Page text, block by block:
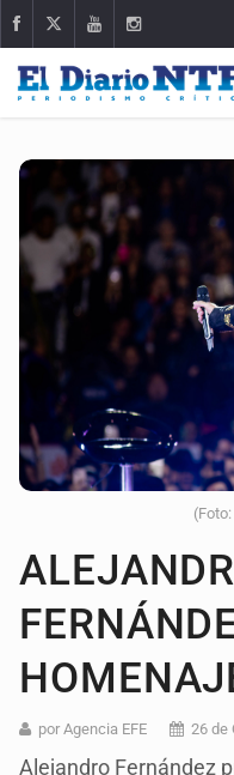
por Agencia EFE 26 de
Alejandro Fernández